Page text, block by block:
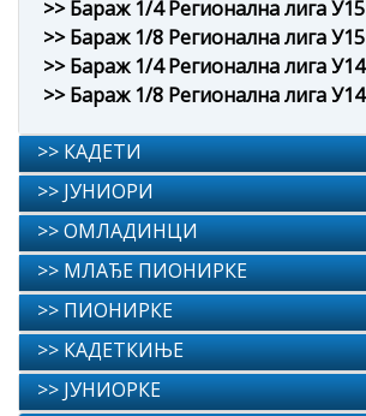
>> Бараж 1/4 Регионална лига У15
>> Бараж 1/8 Регионална лига У15
>> Бараж 1/4 Регионална лига У14
>> Бараж 1/8 Регионална лига У14
>> КАДЕТИ
>> ЈУНИОРИ
>> ОМЛАДИНЦИ
>> МЛАЂЕ ПИОНИРКЕ
>> ПИОНИРКЕ
>> КАДЕТКИЊЕ
>> ЈУНИОРКЕ